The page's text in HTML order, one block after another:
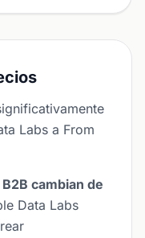
Labs a From
cambian de
Data Labs